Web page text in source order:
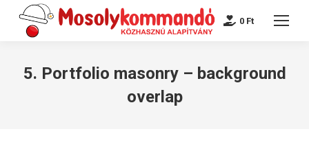
0 Ft
5. Portfolio masonry – background
overlap